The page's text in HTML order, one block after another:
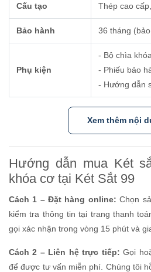
Cấu tạo Thép cao
Bảo hành 36 tháng
Phụ kiện
- Bộ chìa
- Phiếu bảo
- Hướng dẫn
Xem thêm nội
Hướng dẫn mua Két
khóa cơ tại Két Sắt 99
Cách 1 – Đặt hàng online: Chọn
kiểm tra thông tin tại trang thanh
gọi xác nhận trong vòng 15 phút và
Cách 2 – Liên hệ trực tiếp: Gọi
để được tư vấn miễn phí. Chúng tôi